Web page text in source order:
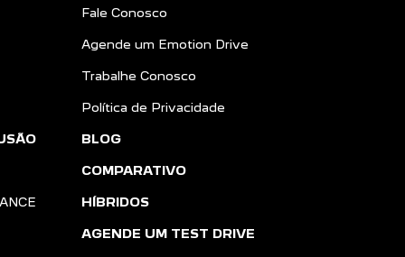
Fale Conosco
Agende um Emotion Drive
Trabalhe Conosco
Política de Privacidade
BLOG
COMPARATIVO
HÍBRIDOS
AGENDE UM TEST DRIVE